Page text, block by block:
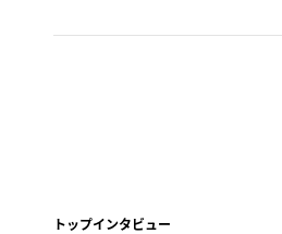
トップインタビュー